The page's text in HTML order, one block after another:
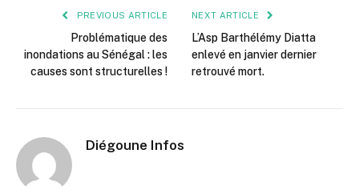
PREVIOUS ARTICLE
Problématique des
inondations au Sénégal : les
causes sont structurelles !
NEXT ARTICLE
L’Asp Barthélémy Diatta
enlevé en janvier dernier
retrouvé mort.
Diégoune Infos